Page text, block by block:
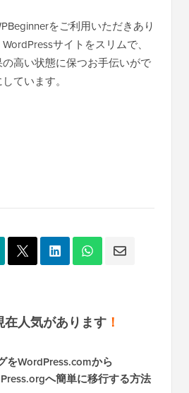
をご利用いただきあり
サイトをスリムで、
高い状態に保つお手伝いがで
ています。
人気があります ！
をWordPress.comから
へ簡単に移行する方法